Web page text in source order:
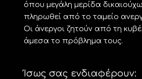
όπου μεγάλη μερίδα
πληρωθεί από το ταμείο
Οι άνεργοι ζητούν από τη
άμεσα το πρόβλημα τους.
Ίσως σας ενδιαφέρουν: